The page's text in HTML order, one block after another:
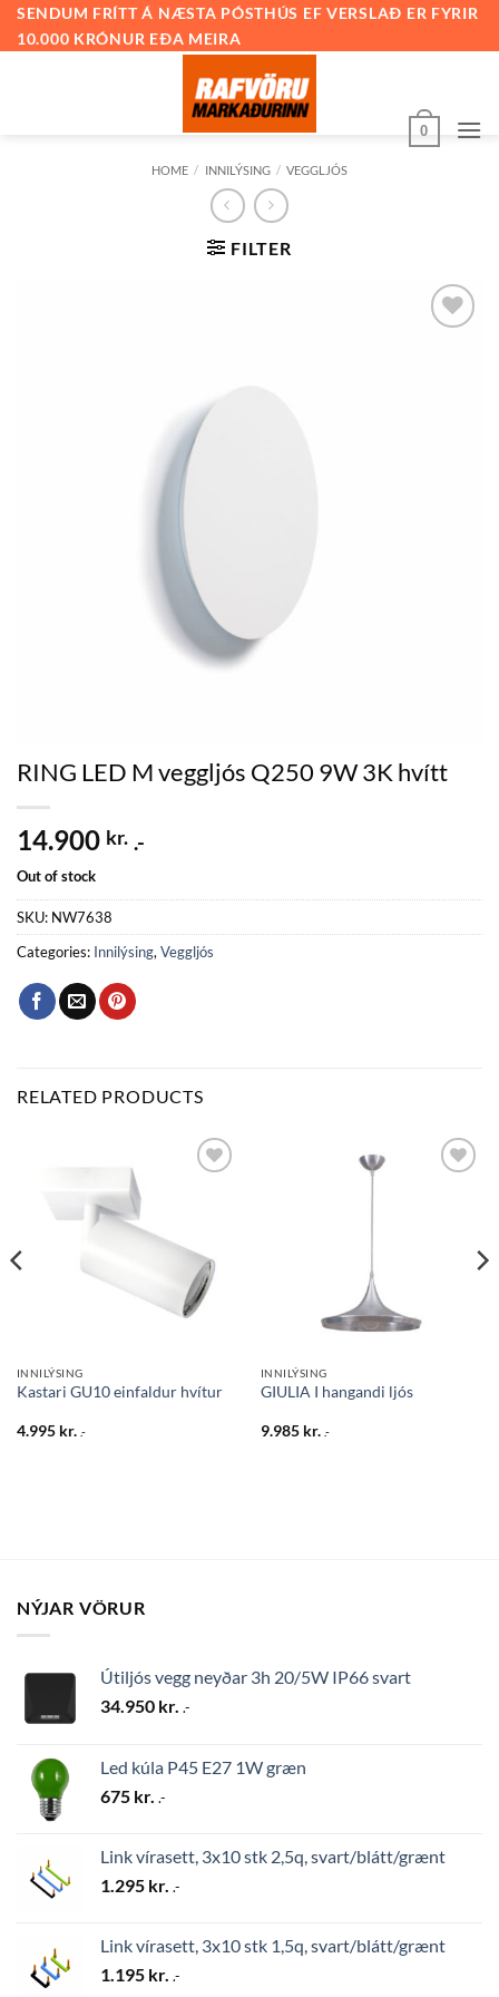
SkipSENDUM FRÍTT Á NÆSTA PÓSTHÚS EF VERSLAÐ ER FYRIR
10.000 KRÓNUR EÐA MEIRA
0
HOME / INNILÝSING / VEGGLJÓS
FILTER
RING LED M veggljós Q250 9W 3K hvítt
14.900 kr. .-
Out of stock
SKU: NW7638
Categories: Innilýsing, Veggljós
RELATED PRODUCTS
INNILÝSING
Kastari GU10 einfaldur hvítur
4.995 kr. .-
INNILÝSING
GIULIA I hangandi ljós
9.985 kr. .-
NÝJAR VÖRUR
Útiljós vegg neyðar 3h 20/5W IP66 svart
34.950 kr. .-
Led kúla P45 E27 1W græn
675 kr. .-
Link vírasett, 3x10 stk 2,5q, svart/blátt/grænt
1.295 kr. .-
Link vírasett, 3x10 stk 1,5q, svart/blátt/grænt
1.195 kr. .-